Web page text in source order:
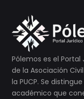
Pólemos es el
de la Asociación
la PUCP. Se
académico que